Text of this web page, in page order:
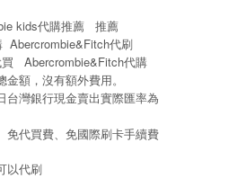
kids代購推薦 推薦
Abercrombie&Fitch代刷
Abercrombie&Fitch代購
額，沒有額外費用。
台灣銀行現金賣出實際匯率為
免代買費、免國際刷卡手續費
以代刷